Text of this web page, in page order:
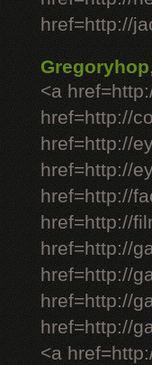
href=http://
Gregoryhop
<a
href=http://
href=http://
href=http://
href=http://
href=http://
href=http://
href=http://
href=http://
href=http://
<a